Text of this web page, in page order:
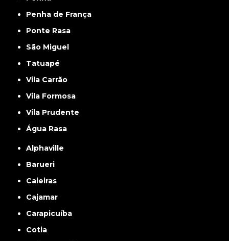
Penha de França
Ponte Rasa
São Miguel
Tatuapé
Vila Carrão
Vila Formosa
Vila Prudente
Água Rasa
Alphaville
Barueri
Caieiras
Cajamar
Carapicuíba
Cotia